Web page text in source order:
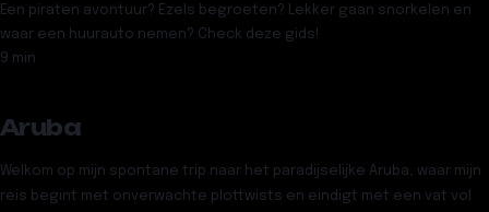
Een piraten avontuur? Ezels begroeten? Lekker gaan snorkelen en
waar een huurauto nemen? Check deze gids!
9 min
Aruba
Welkom op mijn spontane trip naar het paradijselijke Aruba, waar mijn
reis begint met onverwachte plottwists en eindigt met een vat vol